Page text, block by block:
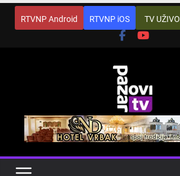
Skip
RTVNP Android RTVNP iOS TV UŽIVO